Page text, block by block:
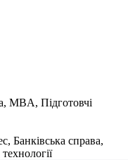
MBA, Підготовчі
Банківська справа,